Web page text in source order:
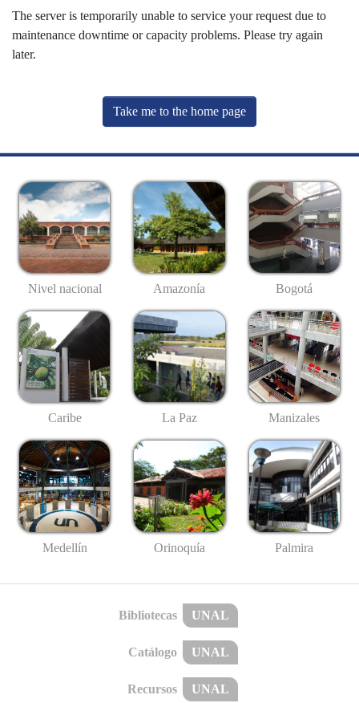
The server is temporarily unable to service your request due to
maintenance downtime or capacity problems. Please try again
later.
Take me to the home page
Nivel nacional Amazonía Bogotá
Caribe La Paz Manizales
Medellín Orinoquía Palmira
Bibliotecas UNAL
Catálogo UNAL
Recursos UNAL